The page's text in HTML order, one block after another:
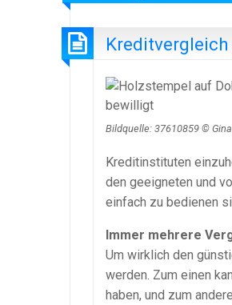
Bildquelle: 37610859 ©
Kreditinstituten
den geeigneten und
einfach zu bedienen
Immer mehrere
Um wirklich den
werden. Zum einen
haben, und zum